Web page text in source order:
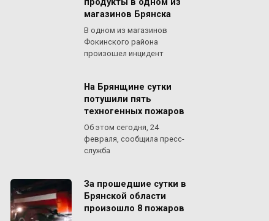
продукты в одном из
магазинов Брянска
В одном из магазинов
Фокинского района
произошел инцидент
На Брянщине сутки
потушили пять
техногенных пожаров
Об этом сегодня, 24
февраля, сообщила пресс-
служба
За прошедшие сутки в
Брянской области
произошло 8 пожаров